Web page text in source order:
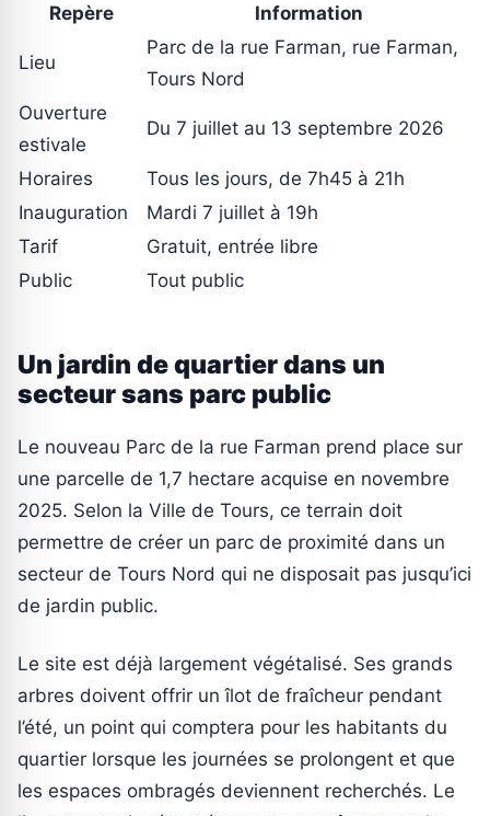
Repère Information
Lieu
Parc de la rue Farman, rue Farman,
Tours Nord
Ouverture
estivale
Du 7 juillet au 13 septembre 2026
Horaires
Tous les jours, de 7h45 à 21h
Inauguration
Mardi 7 juillet à 19h
Tarif
Gratuit, entrée libre
Public
Tout public
Un jardin de quartier dans un
secteur sans parc public
Le nouveau Parc de la rue Farman prend place sur
une parcelle de 1,7 hectare acquise en novembre
2025. Selon la Ville de Tours, ce terrain doit
permettre de créer un parc de proximité dans un
secteur de Tours Nord qui ne disposait pas jusqu’ici
de jardin public.
Le site est déjà largement végétalisé. Ses grands
arbres doivent offrir un îlot de fraîcheur pendant
l’été, un point qui comptera pour les habitants du
quartier lorsque les journées se prolongent et que
les espaces ombragés deviennent recherchés. Le